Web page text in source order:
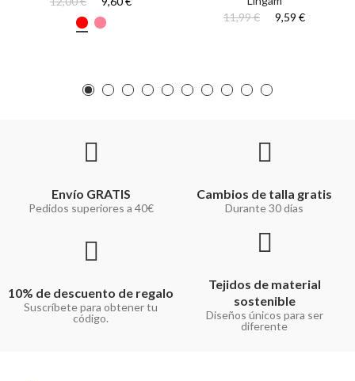
11,99 €
9,59 €
Envío GRATIS
Pedidos superiores a 40€
Cambios de talla gratis
Durante 30 días
10% de descuento de regalo
Suscríbete para obtener tu
código.
Tejidos de material
sostenible
Diseños únicos para ser
diferente